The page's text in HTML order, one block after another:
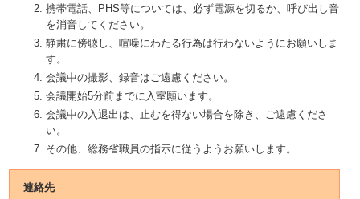
携帯電話、PHS等については、必ず電源を切るか、呼び出し音
を消音してください。
静粛に傍聴し、喧噪にわたる行為は行わないようにお願いしま
す。
会議中の撮影、録音はご遠慮ください。
会議開始5分前までに入室願います。
会議中の入退出は、止むを得ない場合を除き、ご遠慮くださ
い。
その他、総務省職員の指示に従うようお願いします。
連絡先